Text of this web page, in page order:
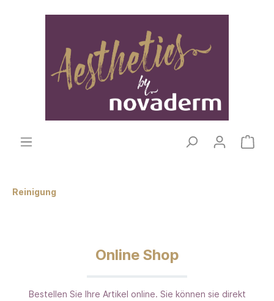
Reinigung
Online Shop
Bestellen Sie Ihre Artikel online. Sie können sie direkt